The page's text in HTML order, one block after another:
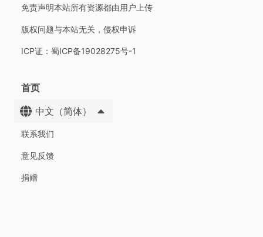
免责声明本站所有资源都由用户上传
版权问题与本站无关，侵权申诉
ICP证：蜀ICP备19028275号-1
首页
中文（简体）
联系我们
意见反馈
捐赠